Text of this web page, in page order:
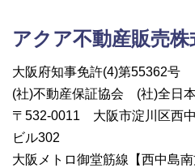
アクア不動産販売株
大阪府知事免許(4)第55362号
(社)不動産保証協会 (社)全日
〒532-0011 大阪市淀川区西
ビル302
大阪メトロ御堂筋線 【西中島